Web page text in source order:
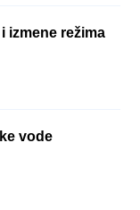
izmene režima
vode